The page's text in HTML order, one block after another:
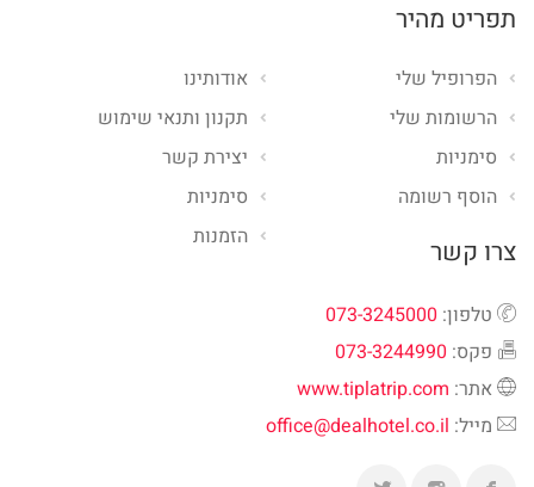
תפריט מהיר
אודותינו
תקנון ותנאי שימוש
יצירת קשר
סימניות
הזמנות
הפרופיל שלי
הרשומות שלי
סימניות
הוסף רשומה
צרו קשר
טלפון: 073-3245000
פקס: 073-3244990
אתר: www.tiplatrip.com
מייל: office@dealhotel.co.il